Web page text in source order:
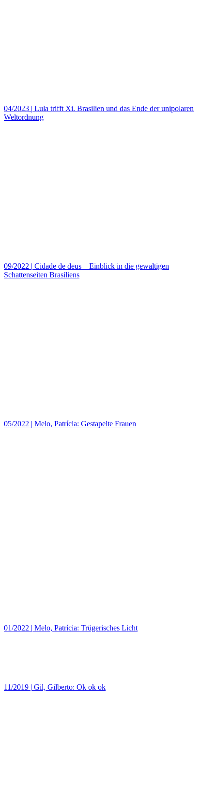
04/2023 | Lula trifft Xi. Brasilien und das Ende der unipolaren
Weltordnung
09/2022 | Cidade de deus – Einblick in die gewaltigen
Schattenseiten Brasiliens
05/2022 | Melo, Patrícia: Gestapelte Frauen
01/2022 | Melo, Patrícia: Trügerisches Licht
11/2019 | Gil, Gilberto: Ok ok ok